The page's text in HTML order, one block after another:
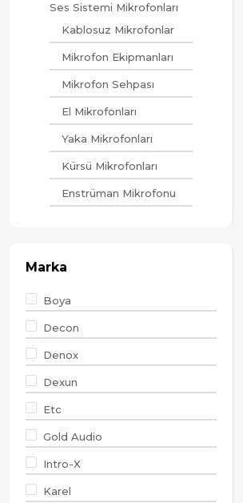
Ses Sistemi Mikrofonları
Kablosuz Mikrofonlar
Mikrofon Ekipmanları
Mikrofon Sehpası
El Mikrofonları
Yaka Mikrofonları
Kürsü Mikrofonları
Enstrüman Mikrofonu
Marka
Boya
Decon
Denox
Dexun
Etc
Gold Audio
Intro-X
Karel